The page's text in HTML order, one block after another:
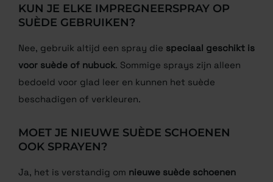
KUN JE ELKE IMPREGNEERSPRAY OP
SUÈDE GEBRUIKEN?
Nee, gebruik altijd een spray die speciaal geschikt is
voor suède of nubuck. Sommige sprays zijn alleen
bedoeld voor glad leer en kunnen het suède
beschadigen of verkleuren.
MOET JE NIEUWE SUÈDE SCHOENEN
OOK SPRAYEN?
Ja, het is verstandig om nieuwe suède schoenen